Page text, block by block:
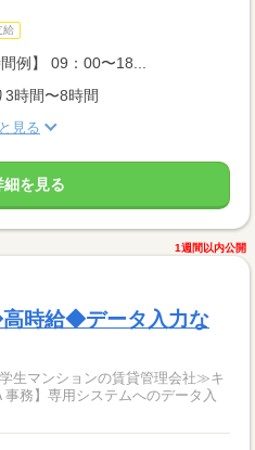
給
例】 09：00〜18...
時間〜8時間
見る
細を見る
1週間以内公開
時給◆データ入力な
生マンションの賃貸管理会社≫キ
務】専用システムへのデータ入